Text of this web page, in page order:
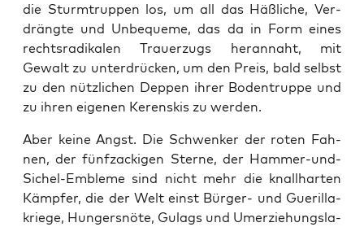
die Sturm­trup­pen los, um all das Häß­li­che, Ver­
dräng­te und Unbe­que­me, das da in Form eines
rechts­ra­di­ka­len Trau­er­zugs her­an­naht, mit
Gewalt zu unter­drü­cken, um den Preis, bald selbst
zu den nütz­li­chen Dep­pen ihrer Boden­trup­pe und
zu ihren eige­nen Ker­enskis zu werden.
Aber kei­ne Angst. Die Schwen­ker der roten Fah­
nen, der fünf­za­cki­gen Ster­ne, der Ham­mer-und-
Sichel-Emble­me sind nicht mehr die knall­har­ten
Kämp­fer, die der Welt einst Bür­ger- und Gue­ril­la­
krie­ge, Hun­gers­nö­te, Gulags und Umer­zie­hungs­la­